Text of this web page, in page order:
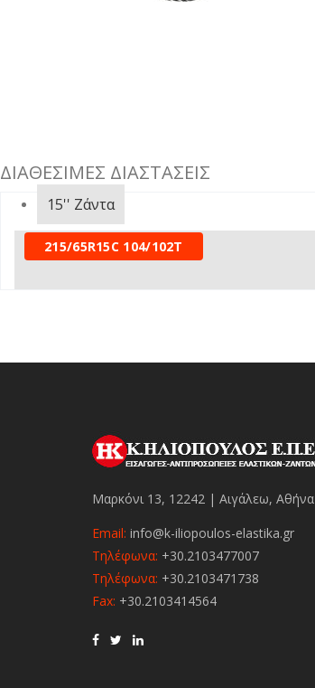
ΔΙΑΘΕΣΙΜΕΣ ΔΙΑΣΤΑΣΕΙΣ
15'' Ζάντα
215/65R15C 104/102T
Μαρκόνι 13, 12242 | Αιγάλεω, Αθήνα
Email: info@k-iliopoulos-elastika.gr
Τηλέφωνα: +30.2103477007
Τηλέφωνα: +30.2103471738
Fax: +30.2103414564